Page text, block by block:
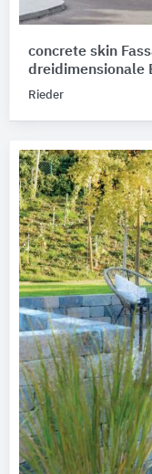
concrete skin
dreidimensionale
Rieder